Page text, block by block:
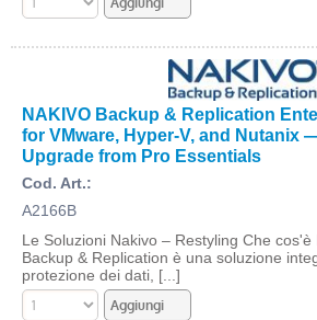
NAKIVO Backup & Replication
for VMware, Hyper-V, and Nutanix
Upgrade from Pro Essentials
Cod. Art.:
A2166B
Le Soluzioni Nakivo – Restyling Che cos'è
Backup & Replication è una soluzione
protezione dei dati, [...]